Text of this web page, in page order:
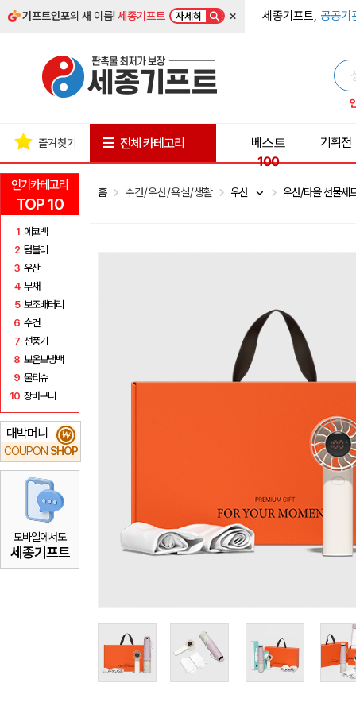
기프트인포의 새 이름!세종기프트 자세히 × 세종기프트, 공공기
인기카테고리
TOP 10
1 에코백
2 텀블러
3 우산
4 부채
5 보조배터리
6 수건
7 선풍기
8 보온보냉백
9 물티슈
10 장바구니
대박머니
COUPON SHOP
₩
모바일에서도
세종기프트
즐겨찾기 전체 카테고리
베스트
100
기획전
홈 수건/우산/욕실/생활 우산 우산/타올 선물세